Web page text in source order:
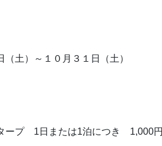
土）～１０月３１日（土）
プ 1日または1泊につき 1,000